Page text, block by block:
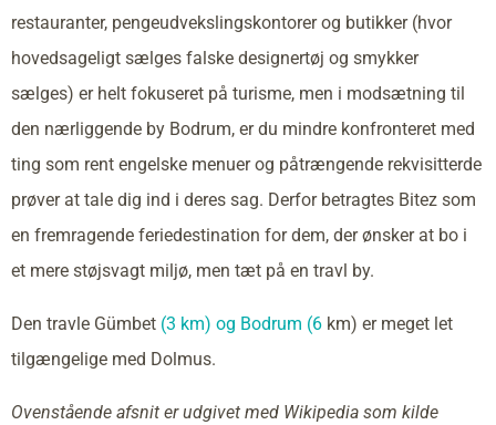
restauranter, pengeudvekslingskontorer og butikker (hvor
hovedsageligt sælges falske designertøj og smykker
sælges) er helt fokuseret på turisme, men i modsætning til
den nærliggende by Bodrum, er du mindre konfronteret med
ting som rent engelske menuer og påtrængende rekvisitterde
prøver at tale dig ind i deres sag. Derfor betragtes Bitez som
en fremragende feriedestination for dem, der ønsker at bo i
et mere støjsvagt miljø, men tæt på en travl by.
Den travle Gümbet (3 km) og Bodrum (6 km) er meget let
tilgængelige med Dolmus.
Ovenstående afsnit er udgivet med Wikipedia som kilde